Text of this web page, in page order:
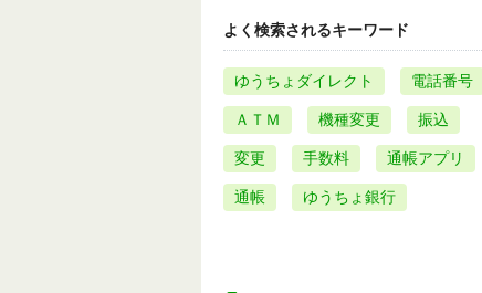
よく検索されるキーワード
ゆうちょダイレクト 電話番号
ＡＴＭ 機種変更 振込
変更 手数料 通帳アプリ
通帳 ゆうちょ銀行